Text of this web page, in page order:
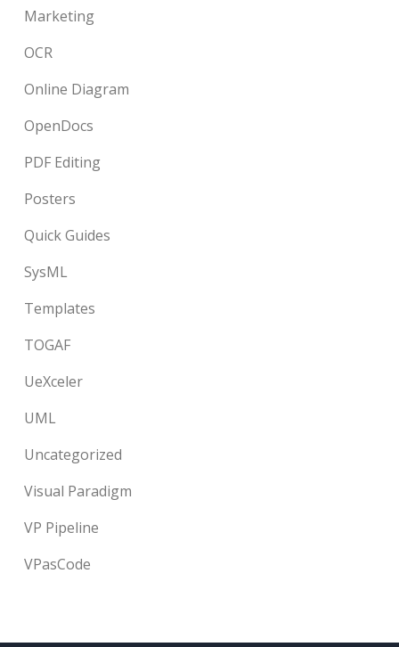
Marketing
OCR
Online Diagram
OpenDocs
PDF Editing
Posters
Quick Guides
SysML
Templates
TOGAF
UeXceler
UML
Uncategorized
Visual Paradigm
VP Pipeline
VPasCode